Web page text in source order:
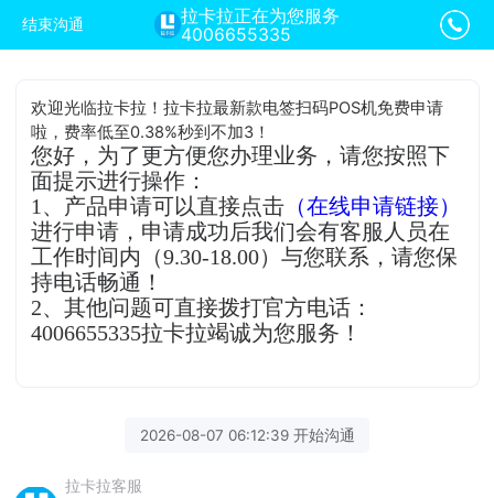
结束沟通
拉卡拉正在为您服务
4006655335
欢迎光临拉卡拉！拉卡拉最新款电签扫码POS机免费申请
啦，费率低至0.38%秒到不加3！
您好，为了更方便您办理业务，请您按照下
面提示进行操作：
1、产品申请可以直接点击 （在线申请链接）
进行申请，申请成功后我们会有客服人员在
工作时间内（9.30-18.00）与您联系，请您保
持电话畅通！
2、其他问题可直接拨打官方电话：
4006655335拉卡拉竭诚为您服务！
2026-08-07 06:12:39 开始沟通
拉卡拉客服